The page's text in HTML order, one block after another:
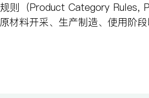
（Product Category Rules,
材料开采、生产制造、使用阶